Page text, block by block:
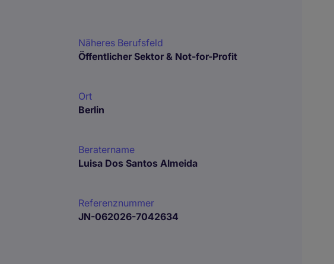
Näheres Berufsfeld
Öffentlicher Sektor & Not-for-Profit
Ort
Berlin
Beratername
Luisa Dos Santos Almeida
Referenznummer
JN-062026-7042634